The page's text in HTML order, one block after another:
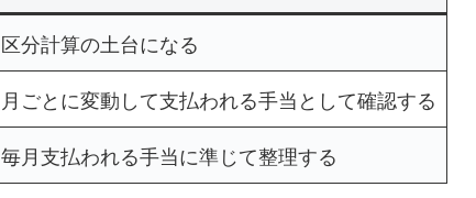
区分計算の土台になる
月ごとに変動して支払われる手当として確認する
毎月支払われる手当に準じて整理する